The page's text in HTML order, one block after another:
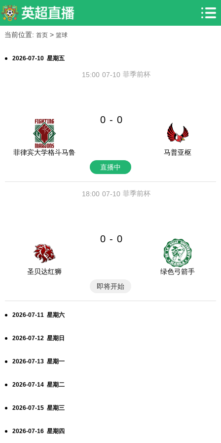
当前位置: 首页> 篮球
2026-07-10 星期五
07-10
15:00 菲季前杯
菲律宾大学格斗马鲁
0 - 0
马普亚枢
直播中
07-10
18:00 菲季前杯
圣贝达红狮
0 - 0
绿色弓箭手
即将开始
2026-07-11 星期六
2026-07-12 星期日
2026-07-13 星期一
2026-07-14 星期二
2026-07-15 星期三
2026-07-16 星期四